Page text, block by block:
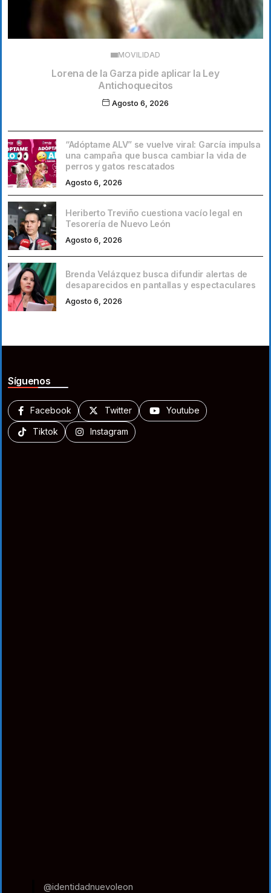
MOVILIDAD
Lorena de la Garza pide aplicar la Ley
Antichoquecitos
Agosto 6, 2026
“Adóptame ALV” se vuelve viral: García impulsa
una campaña que busca cambiar la vida de
perros y gatos rescatados
Agosto 6, 2026
Heriberto Treviño cuestiona vacío legal en
Tesorería de Nuevo León
Agosto 6, 2026
Brenda Velázquez busca difundir alertas de
desaparecidos en pantallas y espectaculares
Agosto 6, 2026
Síguenos
Facebook Twitter Youtube
Tiktok Instagram
@identidadnuevoleon